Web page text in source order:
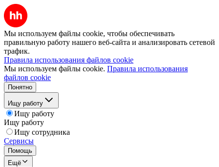
Мы используем файлы cookie, чтобы обеспечивать
правильную работу нашего веб-сайта и анализировать сетевой
трафик.
Правила использования файлов cookie
Мы используем файлы cookie. Правила использования
файлов cookie
Понятно
Ищу работу
Ищу работу
Ищу работу
Ищу сотрудника
Сервисы
Помощь
Ещё